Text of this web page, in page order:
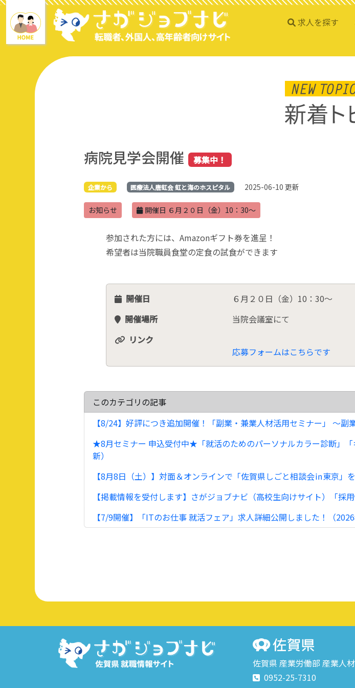
求人を探す
病院見学会開催 募集中！
企業から 医療法人唐虹会 虹と海のホスピタル 2025-06-10 更新
お知らせ 開催日 ６月２０日（金）10：30～
参加された方には、Amazonギフト券を進呈！
希望者は当院職員食堂の定食の試食ができます
開催日
６月２０日（金）10：30～
開催場所
当院会議室にて
リンク
応募フォームはこちらです
このカテゴリの記事
【8/24】好評につき追加開催！「副業・兼業人材活用セミナー」 ～
★8月セミナー 申込受付中★「就活のためのパーソナルカラー診断」
新）
【8月8日（土）】対面＆オンラインで「佐賀県しごと相談会㏌東京」
【掲載情報を受付します】さがジョブナビ（高校生向けサイト）「採
【7/9開催】「ITのお仕事 就活フェア」求人詳細公開しました！（2026
佐賀県 産業労働部 産業人
0952-25-7310